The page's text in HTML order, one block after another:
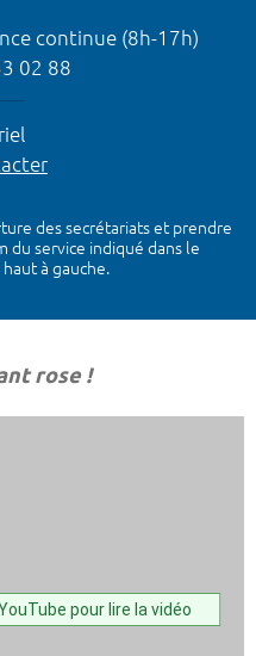
continue (8h-17h)
02 88
des secrétariats et prendre
du service indiqué dans le
à gauche.
rose !
pour lire la vidéo